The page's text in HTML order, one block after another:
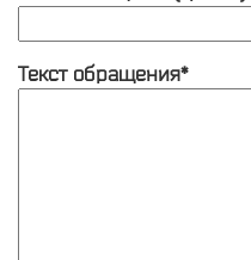
Текст обращения*